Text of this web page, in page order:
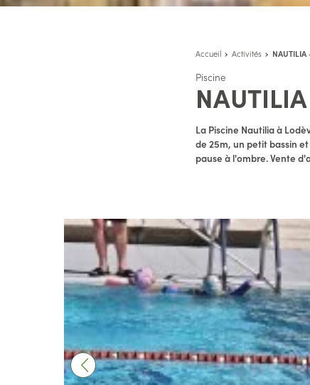
Accueil Activités NAUTILIA
Piscine
La Piscine Nautilia à
de 25m, un petit bassin
pause à l'ombre. Vente